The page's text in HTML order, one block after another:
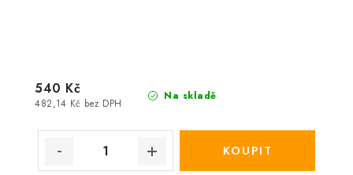
Na skladě
482,14 Kč bez DPH
540 Kč